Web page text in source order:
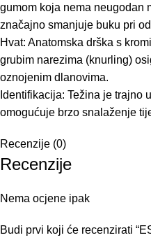
gumom koja nema neugodan
značajno smanjuje buku pri
Hvat: Anatomska drška s
grubim narezima (knurling)
oznojenim dlanovima.
Identifikacija: Težina je trajno
omogućuje brzo snalaženje
Recenzije (0)
Recenzije
Nema ocjene ipak
Budi prvi koji će recenzirati